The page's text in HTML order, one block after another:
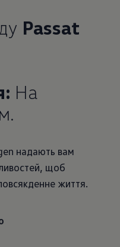
Passat
На
надають вам
щоб
життя.